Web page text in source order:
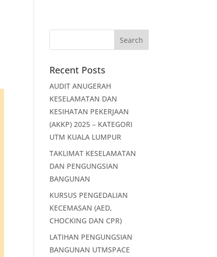
Recent Posts
AUDIT ANUGERAH
KESELAMATAN DAN
KESIHATAN PEKERJAAN
(AKKP) 2025 – KATEGORI
UTM KUALA LUMPUR
TAKLIMAT KESELAMATAN
DAN PENGUNGSIAN
BANGUNAN
KURSUS PENGEDALIAN
KECEMASAN (AED,
CHOCKING DAN CPR)
LATIHAN PENGUNGSIAN
BANGUNAN UTMSPACE